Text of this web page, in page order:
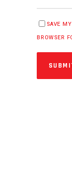
SAVE
BROWSER